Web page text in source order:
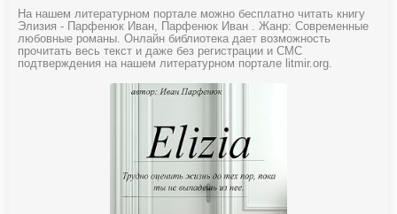
На нашем литературном портале можно бесплатно читать книгу
Элизия - Парфенюк Иван, Парфенюк Иван . Жанр: Современные
любовные романы. Онлайн библиотека дает возможность
прочитать весь текст и даже без регистрации и СМС
подтверждения на нашем литературном портале litmir.org.